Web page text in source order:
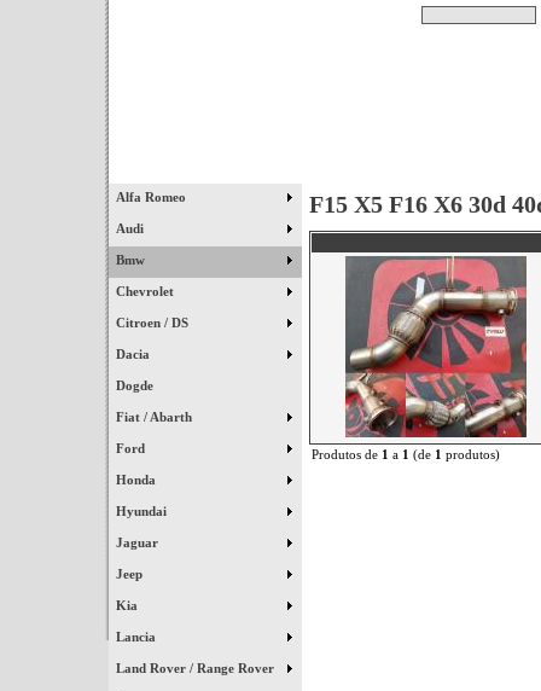
Alfa Romeo
Audi
Bmw
Chevrolet
Citroen / DS
Dacia
Dogde
Fiat / Abarth
Ford
Honda
Hyundai
Jaguar
Jeep
Kia
Lancia
Land Rover / Range Rover
F15 X5 F16 X6 30d
Produtos de 1 a 1 (de 1 produtos)